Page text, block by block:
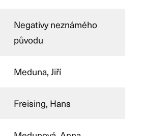
Negativy neznámého
původu
Meduna, Jiří
Freising, Hans